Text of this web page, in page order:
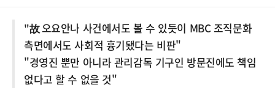
"故 오요안나 사건에서도 볼 수 있듯이 MBC 조직문화
측면에서도 사회적 흉기됐다는 비판"
"경영진 뿐만 아니라 관리감독 기구인 방문진에도 책임
없다고 할 수 없을 것"